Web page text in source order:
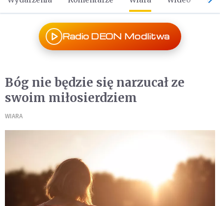
Radio DEON Modlitwa
Bóg nie będzie się narzucał ze
swoim miłosierdziem
WIARA